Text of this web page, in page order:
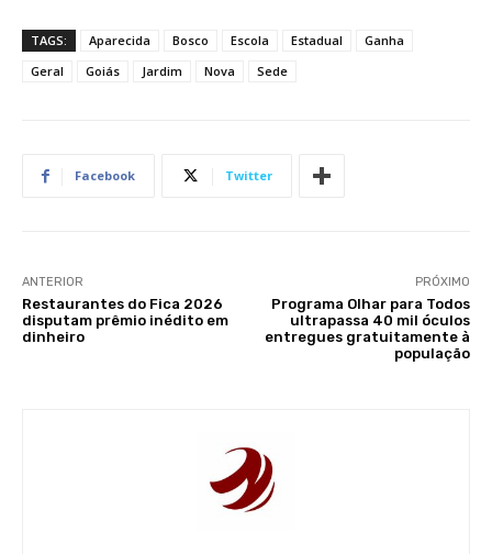
TAGS: Aparecida Bosco Escola Estadual
Ganha
Geral
Goiás Jardim Nova Sede
Facebook Twitter
ANTERIOR
Restaurantes do Fica 2026
disputam prêmio inédito em
dinheiro
PRÓXIMO
Programa Olhar para Todos
ultrapassa 40 mil óculos
entregues gratuitamente à
população